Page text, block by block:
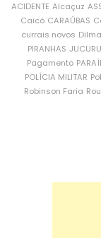
ACIDENTE Alcaçuz
Caicó CARAÚBAS
currais novos Dilma
PIRANHAS
Pagamento
POLÍCIA MILITAR
Robinson Faria